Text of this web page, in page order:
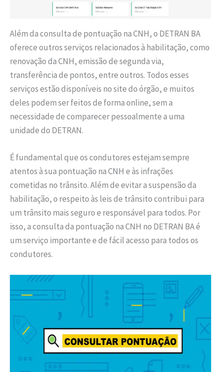
Além da consulta de pontuação na CNH, o DETRAN BA
oferece outros serviços relacionados à habilitação, como
renovação da CNH, emissão de segunda via,
transferência de pontos, entre outros. Todos esses
serviços estão disponíveis no site do órgão, e muitos
deles podem ser feitos de forma online, sem a
necessidade de comparecer pessoalmente a uma
unidade do DETRAN.
É fundamental que os condutores estejam sempre
atentos à sua pontuação na CNH e às infrações
cometidas no trânsito. Além de evitar a suspensão da
habilitação, o respeito às leis de trânsito contribui para
um trânsito mais seguro e responsável para todos. Por
isso, a consulta da pontuação na CNH no DETRAN BA é
um serviço importante e de fácil acesso para todos os
condutores.